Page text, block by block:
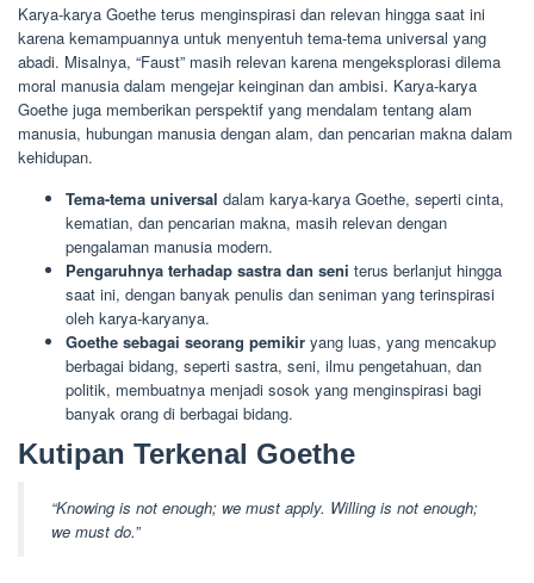
Karya-karya Goethe terus menginspirasi dan relevan hingga saat ini
karena kemampuannya untuk menyentuh tema-tema universal yang
abadi. Misalnya, “Faust” masih relevan karena mengeksplorasi dilema
moral manusia dalam mengejar keinginan dan ambisi. Karya-karya
Goethe juga memberikan perspektif yang mendalam tentang alam
manusia, hubungan manusia dengan alam, dan pencarian makna dalam
kehidupan.
Tema-tema universal dalam karya-karya Goethe, seperti cinta,
kematian, dan pencarian makna, masih relevan dengan
pengalaman manusia modern.
Pengaruhnya terhadap sastra dan seni terus berlanjut hingga
saat ini, dengan banyak penulis dan seniman yang terinspirasi
oleh karya-karyanya.
Goethe sebagai seorang pemikir yang luas, yang mencakup
berbagai bidang, seperti sastra, seni, ilmu pengetahuan, dan
politik, membuatnya menjadi sosok yang menginspirasi bagi
banyak orang di berbagai bidang.
Kutipan Terkenal Goethe
“Knowing is not enough; we must apply. Willing is not enough;
we must do.”